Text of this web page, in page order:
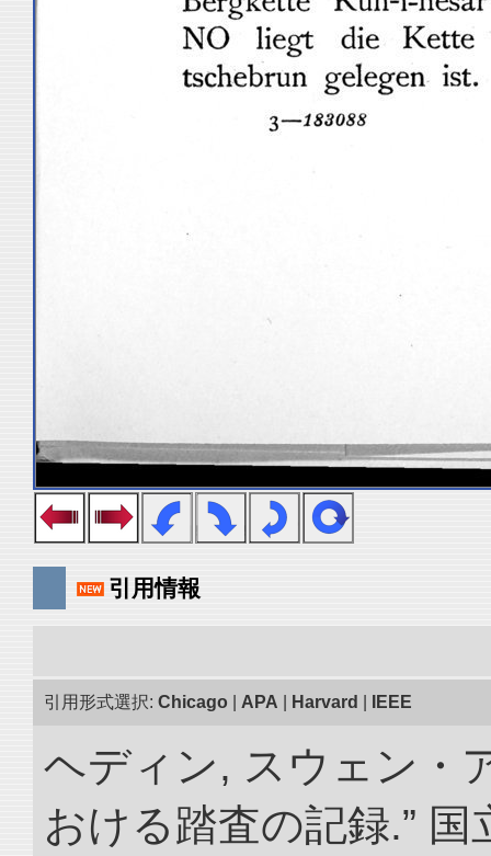
引用情報
引用形式選択: Chicago APA Harvard IEEE
ヘディン, スウェン・
おける踏査の記録.”